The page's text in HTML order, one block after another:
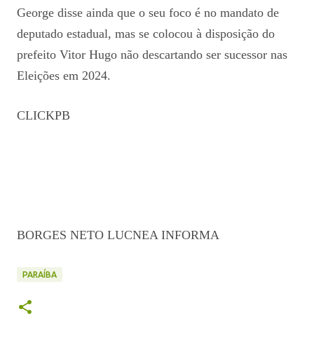
George disse ainda que o seu foco é no mandato de
deputado estadual, mas se colocou à disposição do
prefeito Vitor Hugo não descartando ser sucessor nas
Eleições em 2024.
CLICKPB
BORGES NETO LUCNEA INFORMA
PARAÍBA